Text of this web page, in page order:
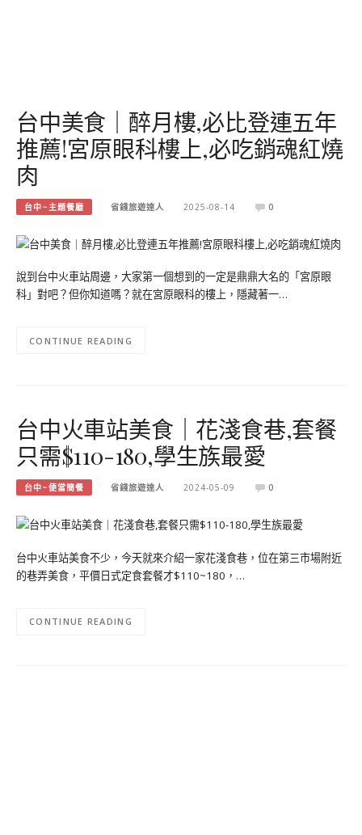
台中美食｜醉月樓,必比登連五年
推薦!宮原眼科樓上,必吃銷魂紅燒
肉
台中~主題餐廳 省錢旅遊達人 2025-08-14 0
說到台中火車站周邊，大家第一個想到的一定是鼎鼎大名的「宮原眼
科」對吧？但你知道嗎？就在宮原眼科的樓上，隱藏著一…
CONTINUE READING
台中火車站美食｜花淺食巷,套餐
只需$110-180,學生族最愛
台中~便當簡餐 省錢旅遊達人 2024-05-09 0
台中火車站美食不少，今天就來介紹一家花淺食巷，位在第三市場附近
的巷弄美食，平價日式定食套餐才$110~180，…
CONTINUE READING